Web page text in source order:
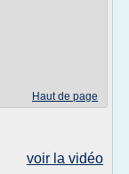
Haut de page
voir la vidéo